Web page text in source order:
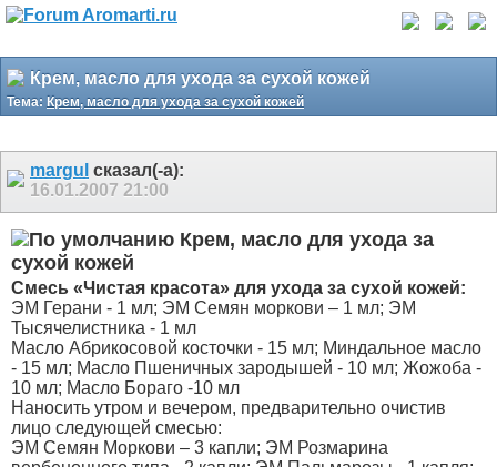
Крем, масло для ухода за сухой кожей
Тема: Крем, масло для ухода за сухой кожей
margul сказал(-а):
16.01.2007 21:00
Крем, масло для ухода за
сухой кожей
Смесь «Чистая красота» для ухода за сухой кожей:
ЭМ Герани - 1 мл; ЭМ Семян моркови – 1 мл; ЭМ
Тысячелистника - 1 мл
Масло Абрикосовой косточки - 15 мл; Миндальное масло
- 15 мл; Масло Пшеничных зародышей - 10 мл; Жожоба -
10 мл; Масло Бораго -10 мл
Наносить утром и вечером, предварительно очистив
лицо следующей смесью:
ЭМ Семян Моркови – 3 капли; ЭМ Розмарина